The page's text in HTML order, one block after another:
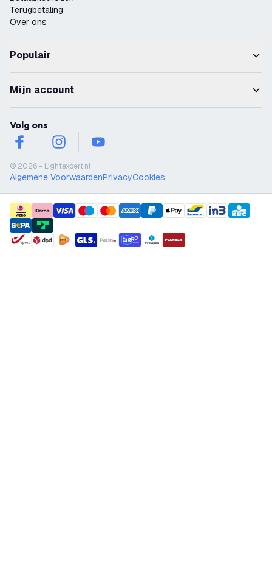
Terugbetaling
Over ons
Populair
Mijn account
Volg ons
facebookinstagramyoutube
© 2026 - Lightexpert.nl
Algemene VoorwaardenPrivacyCookies
payment methods
shipment methods